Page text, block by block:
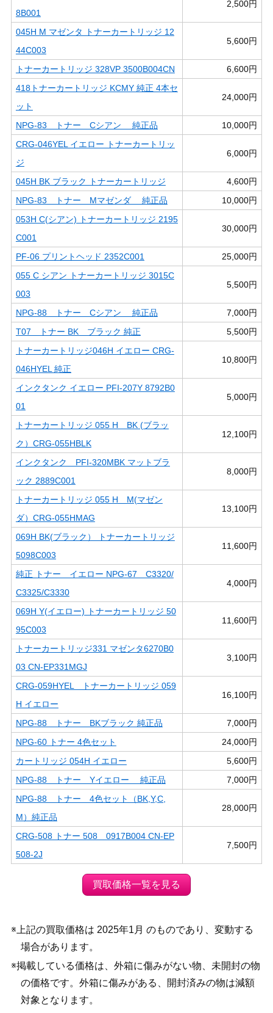
8B001
2,500円
045H M マゼンタ トナーカートリッジ 12
44C003
5,600円
トナーカートリッジ 328VP 3500B004CN
6,600円
418トナーカートリッジ KCMY 純正 4本セ
ット
24,000円
NPG-83 トナー Cシアン 純正品
10,000円
CRG-046YEL イエロー トナーカートリッ
ジ
6,000円
045H BK ブラック トナーカートリッジ
4,600円
NPG-83 トナー Mマゼンダ 純正品
10,000円
053H C(シアン) トナーカートリッジ 2195
C001
30,000円
PF-06 プリントヘッド 2352C001
25,000円
055 C シアン トナーカートリッジ 3015C
003
5,500円
NPG-88 トナー Cシアン 純正品
7,000円
T07 トナー BK ブラック 純正
5,500円
トナーカートリッジ046H イエロー CRG-
046HYEL 純正
10,800円
インクタンク イエロー PFI-207Y 8792B0
01
5,000円
トナーカートリッジ 055 H BK (ブラッ
ク）CRG-055HBLK
12,100円
インクタンク PFI-320MBK マットブラ
ック 2889C001
8,000円
トナーカートリッジ 055 H M(マゼン
ダ）CRG-055HMAG
13,100円
069H BK(ブラック） トナーカートリッジ
5098C003
11,600円
純正 トナー イエロー NPG-67 C3320/
C3325/C3330
4,000円
069H Y(イエロー) トナーカートリッジ 50
95C003
11,600円
トナーカートリッジ331 マゼンタ6270B0
03 CN-EP331MGJ
3,100円
CRG-059HYEL トナーカートリッジ 059
H イエロー
16,100円
NPG-88 トナー BKブラック 純正品
7,000円
NPG-60 トナー 4色セット
24,000円
カートリッジ 054H イエロー
5,600円
NPG-88 トナー Yイエロー 純正品
7,000円
NPG-88 トナー 4色セット（BK,Y,C,
M）純正品
28,000円
CRG-508 トナー 508 0917B004 CN-EP
508-2J
7,500円
買取価格一覧を見る
※上記の買取価格は 2025年1月 のものであり、変動する
場合があります。
※掲載している価格は、外箱に傷みがない物、未開封の物
の価格です。外箱に傷みがある、開封済みの物は減額
対象となります。